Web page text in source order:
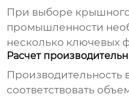
При выборе
промышленности
несколько ключевых
Расчет
Производительность
соответствовать